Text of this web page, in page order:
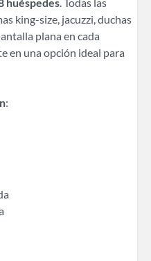
king-size, jacuzzi, duchas
plana en cada
en una opción ideal para
: